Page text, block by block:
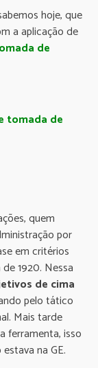
hoje, que
a aplicação de
de
tomada de
quem
por
em critérios
1920. Nessa
de cima
pelo tático
Mais tarde
ferramenta, isso
na GE.